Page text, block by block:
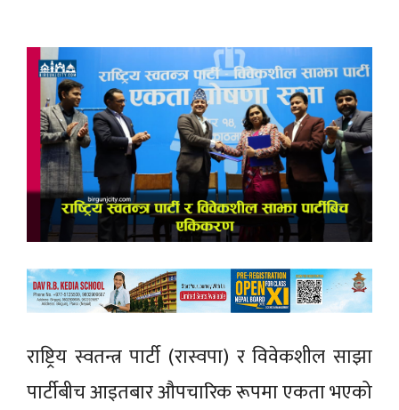
राष्ट्रिय स्वतन्त्र पार्टी (रास्वपा) र विवेकशील साझा
पार्टीबीच आइतबार औपचारिक रूपमा एकता भएको